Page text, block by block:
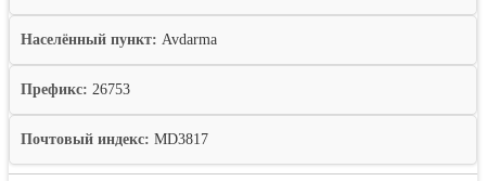
Населённый пункт: Avdarma
Префикс: 26753
Почтовый индекс: MD3817